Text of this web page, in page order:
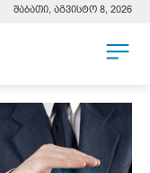
შაბათი, აგვისტო 8, 2026